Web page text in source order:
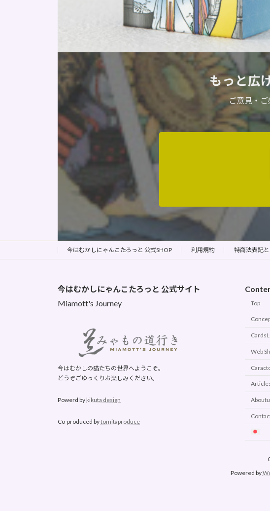
もっと広
ご意見・ご
今はむかしにゃんこたろっと 公式SHOP 利用規約 特商法表記
今はむかしにゃんこたろっと 公式サイト
Miamott's Journey
今はむかしの猫たちの世界へようこそ。
どうぞごゆっくりお楽しみください。
Powerd by kikuta design
Co-produced bytomitaproduce
Top
Web
Powered by